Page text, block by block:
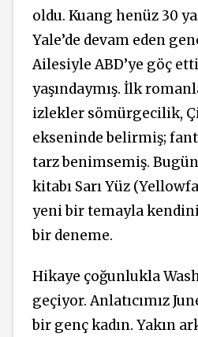
oldu. Kuang henüz 30
Yale’de devam eden
Ailesiyle ABD’ye göç
yaşındaymış. İlk
izlekler sömürgecilik,
ekseninde belirmiş;
tarz benimsemiş. Bugün
kitabı Sarı Yüz
yeni bir temayla kendini
bir deneme.
Hikaye çoğunlukla
geçiyor. Anlatıcımız
bir genç kadın. Yakın